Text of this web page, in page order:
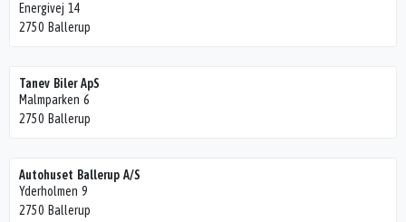
Energivej 14
2750 Ballerup
Tanev Biler ApS
Malmparken 6
2750 Ballerup
Autohuset Ballerup A/S
Yderholmen 9
2750 Ballerup